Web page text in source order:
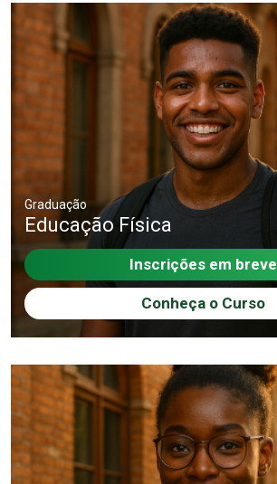
Graduação
Educação Física
Inscrições em breve
Conheça o Curso